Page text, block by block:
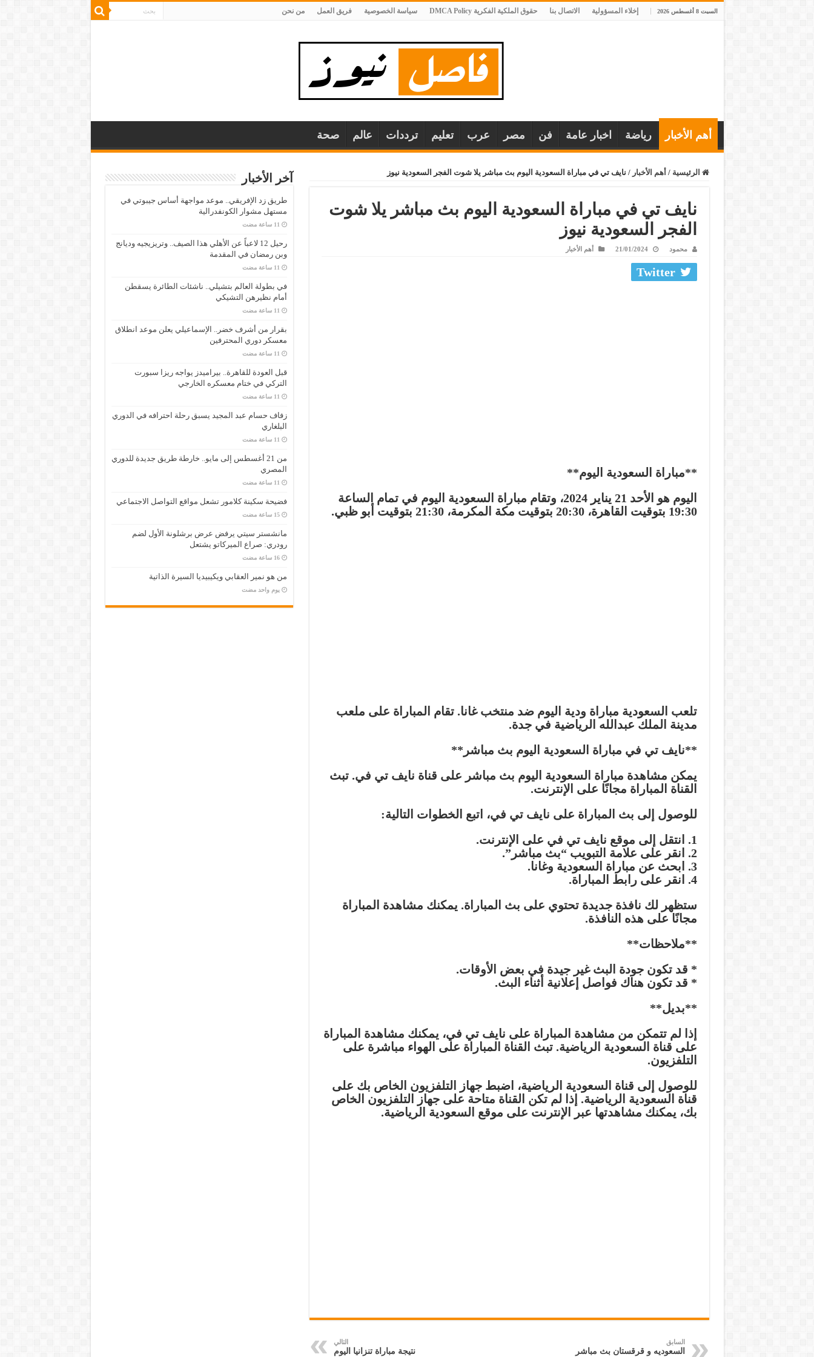
السبت 8 أغسطس 2026 إخلاء المسؤولية الاتصال بنا حقوق الملكية الفكرية DMCA Policy سياسة الخصوصية فريق العمل من نحن
أهم الأخبار رياضة اخبار عامة فن مصر عرب تعليم ترددات عالم صحة
الرئيسية / أهم الأخبار / نايف تي في مباراة السعودية اليوم بث مباشر يلا شوت الفجر السعودية نيوز
نايف تي في مباراة السعودية اليوم بث مباشر يلا شوت
الفجر السعودية نيوز
محمود 21/01/2024 أهم الأخبار
Twitter
**مباراة السعودية اليوم**
اليوم هو الأحد 21 يناير 2024، وتقام مباراة السعودية اليوم في تمام الساعة
19:30 بتوقيت القاهرة، 20:30 بتوقيت مكة المكرمة، 21:30 بتوقيت أبو ظبي.
تلعب السعودية مباراة ودية اليوم ضد منتخب غانا. تقام المباراة على ملعب
مدينة الملك عبدالله الرياضية في جدة.
**نايف تي في مباراة السعودية اليوم بث مباشر**
يمكن مشاهدة مباراة السعودية اليوم بث مباشر على قناة نايف تي في. تبث
القناة المباراة مجانًا على الإنترنت.
للوصول إلى بث المباراة على نايف تي في، اتبع الخطوات التالية:
1. انتقل إلى موقع نايف تي في على الإنترنت.
2. انقر على علامة التبويب “بث مباشر”.
3. ابحث عن مباراة السعودية وغانا.
4. انقر على رابط المباراة.
ستظهر لك نافذة جديدة تحتوي على بث المباراة. يمكنك مشاهدة المباراة
مجانًا على هذه النافذة.
**ملاحظات**
* قد تكون جودة البث غير جيدة في بعض الأوقات.
* قد تكون هناك فواصل إعلانية أثناء البث.
**بديل**
إذا لم تتمكن من مشاهدة المباراة على نايف تي في، يمكنك مشاهدة المباراة
على قناة السعودية الرياضية. تبث القناة المباراة على الهواء مباشرة على
التلفزيون.
للوصول إلى قناة السعودية الرياضية، اضبط جهاز التلفزيون الخاص بك على
قناة السعودية الرياضية. إذا لم تكن القناة متاحة على جهاز التلفزيون الخاص
بك، يمكنك مشاهدتها عبر الإنترنت على موقع السعودية الرياضية.
السابق
السعوديه و قرقستان بث مباشر
التالي
نتيجة مباراة تنزانيا اليوم
آخر الأخبار
طريق زد الإفريقي.. موعد مواجهة أساس جيبوتي في
مستهل مشوار الكونفدرالية
رحيل 12 لاعباً عن الأهلي هذا الصيف.. وتريزيجيه وديانج
وبن رمضان في المقدمة
في بطولة العالم بتشيلي.. ناشئات الطائرة يسقطن
أمام نظيرهن التشيكي
بقرار من أشرف خضر.. الإسماعيلي يعلن موعد انطلاق
معسكر دوري المحترفين
قبل العودة للقاهرة.. بيراميدز يواجه ريزا سبورت
التركي في ختام معسكره الخارجي
زفاف حسام عبد المجيد يسبق رحلة احترافه في الدوري
البلغاري
من 21 أغسطس إلى مايو.. خارطة طريق جديدة للدوري
المصري
فضيحة سكينة كلامور تشعل مواقع التواصل الاجتماعي
‏15 ساعة مضت
مانشستر سيتي يرفض عرض برشلونة الأول لضم
رودري: صراع الميركاتو يشتعل
‏16 ساعة مضت
من هو نمير العقابي ويكيبيديا السيرة الذاتية
‏يوم واحد مضت